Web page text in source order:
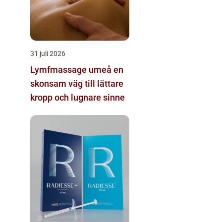
31 juli 2026
Lymfmassage umeå en
skonsam väg till lättare
kropp och lugnare sinne